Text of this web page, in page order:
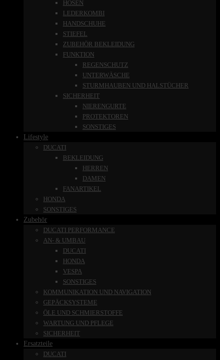
HOSEN
LEDERKOMBI
HANDSCHUHE
STIEFEL
ZUBEHÖR BEKLEIDUNG
FUNKTION
REGENSCHUTZ
UNTERWÄSCHE
STURMHAUBEN UND HALSTÜCHER
SICHERHEIT
NIERENGURTE
PROTEKTOREN
SONSTIGES
Lifestyle
DUCATI
BEKLEIDUNG
HERREN
DAMEN
FANARTIKEL
HONDA
SONSTIGES
Zubehör
DUCATI PERFORMANCE
AN- & UMBAU
DUCATI
HONDA
VESPA
SONSTIGES
KOMMUNIKATION UND NAVIGATION
GEPÄCKSYSTEME
ÖLE UND SCHMIERSTOFFE
WARTUNG UND PFLEGE
SICHERHEIT
Ersatzteile
DUCATI